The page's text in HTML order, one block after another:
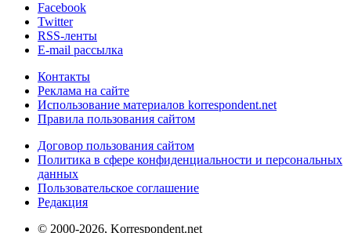
Facebook
Twitter
RSS-ленты
E-mail рассылка
Контакты
Реклама на сайте
Использование материалов korrespondent.net
Правила пользования сайтом
Договор пользования сайтом
Политика в сфере конфиденциальности и персональных
данных
Пользовательское соглашение
Редакция
© 2000-2026, Korrespondent.net